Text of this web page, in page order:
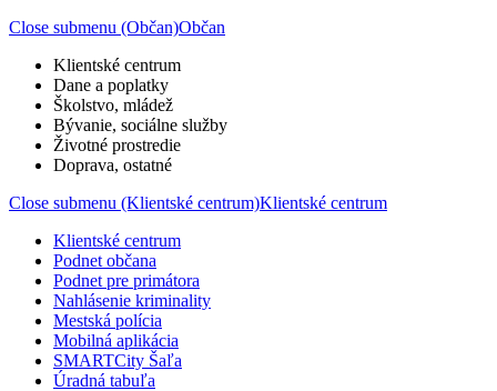
Close submenu (Občan)Občan
Klientské centrum
Dane a poplatky
Školstvo, mládež
Bývanie, sociálne služby
Životné prostredie
Doprava, ostatné
Close submenu (Klientské centrum)Klientské centrum
Klientské centrum
Podnet občana
Podnet pre primátora
Nahlásenie kriminality
Mestská polícia
Mobilná aplikácia
SMARTCity Šaľa
Úradná tabuľa